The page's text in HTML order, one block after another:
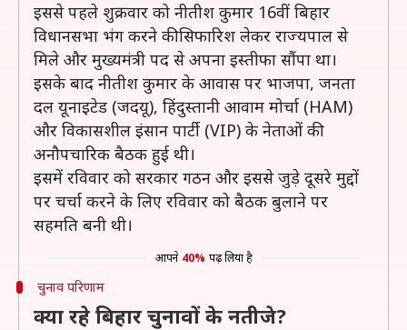
इससे पहले शुक्रवार को नीतीश कुमार 16वीं बिहार
विधानसभा भंग करने की सिफारिश लेकर राज्यपाल से
मिले और मुख्यमंत्री पद से अपना इस्तीफा सौंपा था।
इसके बाद नीतीश कुमार के आवास पर भाजपा, जनता
दल यूनाइटेड (जदयू), हिंदुस्तानी आवाम मोर्चा (HAM)
और विकासशील इंसान पार्टी (VIP) के नेताओं की
अनौपचारिक बैठक हुई थी।
इसमें रविवार को सरकार गठन और इससे जुड़े दूसरे मुद्दों
पर चर्चा करने के लिए रविवार को बैठक बुलाने पर
सहमति बनी थी।
आपने 40% पढ़ लिया है
चुनाव परिणाम
क्या रहे बिहार चुनावों के नतीजे?